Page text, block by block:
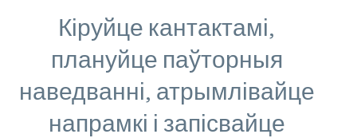
Кіруйце кантактамі,
плануйце паўторныя
наведванні, атрымлівайце
напрамкі і запісвайце